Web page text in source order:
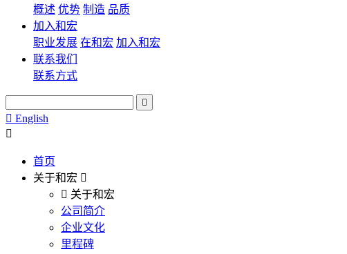
概述 优势 制造 品质
加入和宏
职业发展 在和宏 加入和宏
联系我们
联系方式
English
首页
关于和宏
关于和宏
公司简介
企业文化
里程碑